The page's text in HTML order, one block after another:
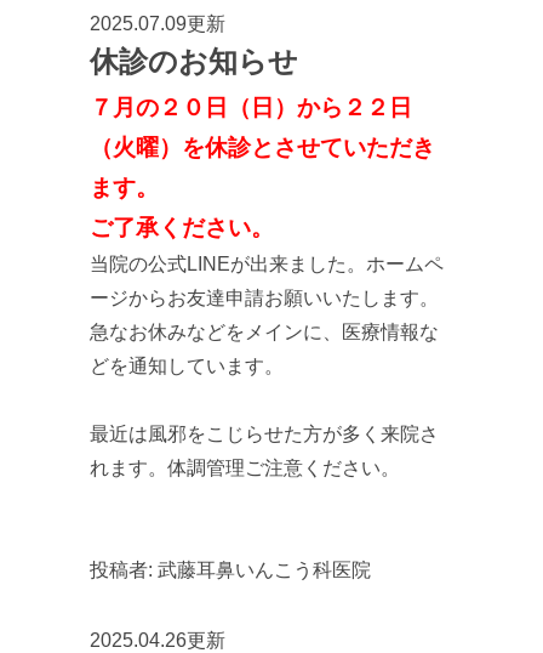
2025.07.09更新
休診のお知らせ
７月の２０日（日）から２２日
（火曜）を休診とさせていただき
ます。
ご了承ください。
当院の公式LINEが出来ました。ホームペ
ージからお友達申請お願いいたします。
急なお休みなどをメインに、医療情報な
どを通知しています。
最近は風邪をこじらせた方が多く来院さ
れます。体調管理ご注意ください。
投稿者: 武藤耳鼻いんこう科医院
2025.04.26更新